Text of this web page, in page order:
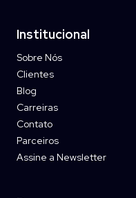
Institucional
Sobre Nós
Clientes
Blog
Carreiras
Contato
Parceiros
Assine a Newsletter